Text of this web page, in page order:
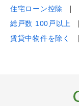
住宅ローン控除
総戸数 100戸以上
賃貸中物件を除く